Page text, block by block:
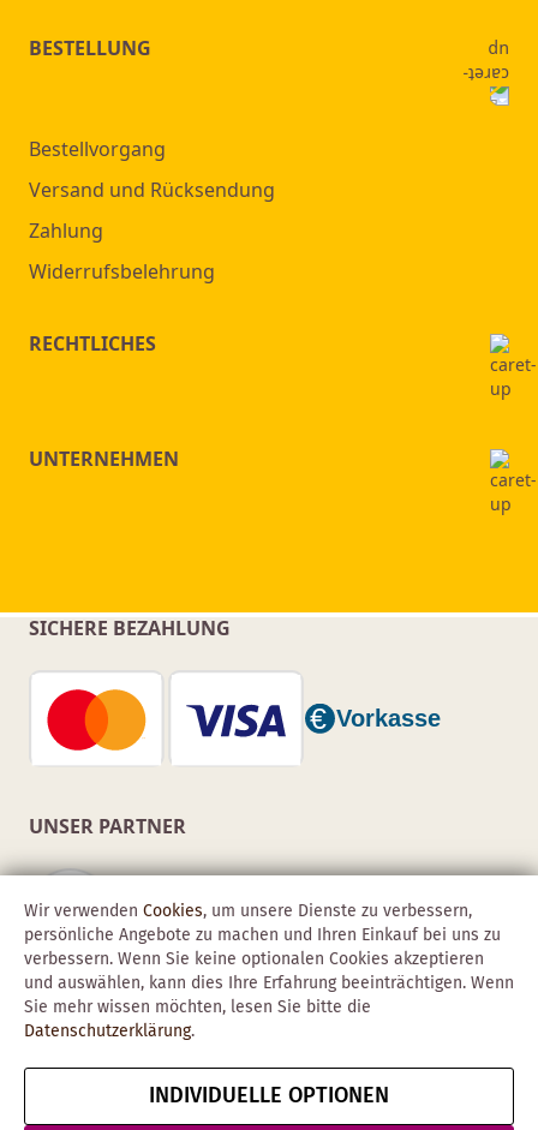
BESTELLUNG
Bestellvorgang
Versand und Rücksendung
Zahlung
Widerrufsbelehrung
RECHTLICHES
UNTERNEHMEN
SICHERE BEZAHLUNG
UNSER PARTNER
Copyright © 2026 Obadis GmbH
Wir verwenden Cookies, um unsere Dienste zu verbessern,
persönliche Angebote zu machen und Ihren Einkauf bei uns zu
verbessern. Wenn Sie keine optionalen Cookies akzeptieren
und auswählen, kann dies Ihre Erfahrung beeinträchtigen. Wenn
Sie mehr wissen möchten, lesen Sie bitte die
Datenschutzerklärung.
INDIVIDUELLE OPTIONEN